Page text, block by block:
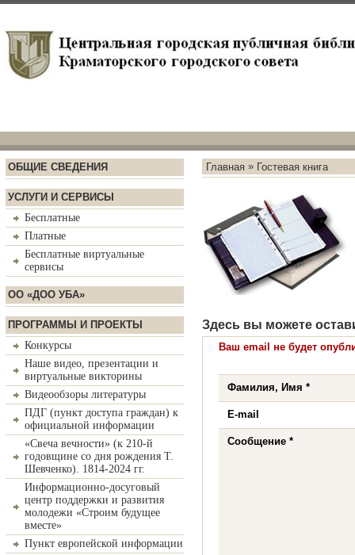
ОБЩИЕ СВЕДЕНИЯ
УСЛУГИ И СЕРВИСЫ
Бесплатные
Платные
Бесплатные виртуальные
сервисы
ОО «ДОО УБА»
ПРОГРАММЫ И ПРОЕКТЫ
Конкурсы
Наше видео, презентации и
виртуальные викторины
Видеообзоры литературы
ПДГ (пункт доступа граждан) к
официальной информации
«Свеча вечности» (к 210-й
годовщине со дня рождения Т.
Шевченко). 1814-2024 гг.
Информационно-досуговый
центр поддержки и развития
молодежи «Строим будущее
вместе»
Пункт европейской информации
Главная » Гостевая книга
Здесь вы можете
Ваш email не будет
Фамилия, Имя *
E-mail
Сообщение *